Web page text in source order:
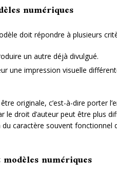
numériques
doit répondre à plusieurs
un autre déjà divulgué.
une impression visuelle
originale, c’est-à-dire porter
le droit d’auteur peut être plus
caractère souvent fonctionnel
numériques